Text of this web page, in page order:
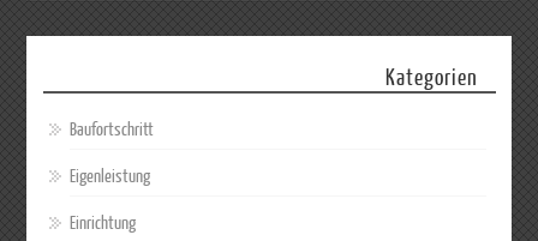
Kategorien
Baufortschritt
Eigenleistung
Einrichtung